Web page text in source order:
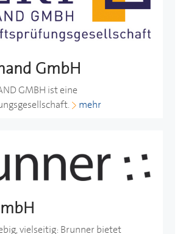
GmbH
GMBH ist eine
mehr
vielseitig: Brunner bietet